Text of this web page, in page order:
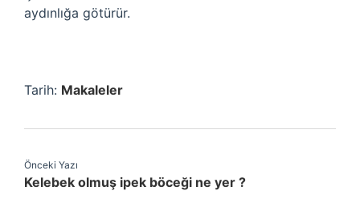
aydınlığa götürür.
Tarih: Makaleler
Önceki Yazı
Kelebek olmuş ipek böceği ne yer ?